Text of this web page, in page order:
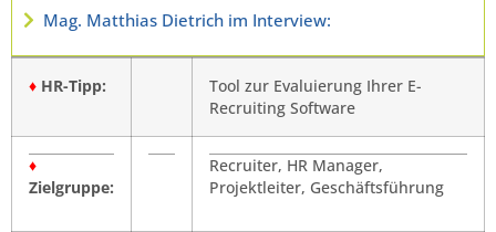
Mag. Matthias Dietrich im Interview:
♦ HR-Tipp:
Tool zur Evaluierung Ihrer E-
Recruiting Software
♦
Zielgruppe:
Recruiter, HR Manager,
Projektleiter, Geschäftsführung